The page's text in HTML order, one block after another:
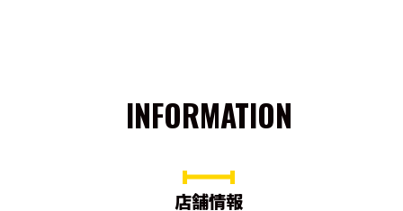
INFORMATION
店舗情報